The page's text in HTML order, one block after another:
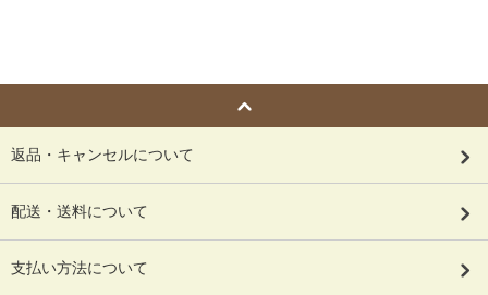
返品・キャンセルについて
配送・送料について
支払い方法について